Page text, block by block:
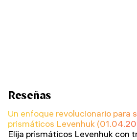
Reseñas
Un enfoque revolucionario para
prismáticos Levenhuk
Elija prismáticos Levenhuk con